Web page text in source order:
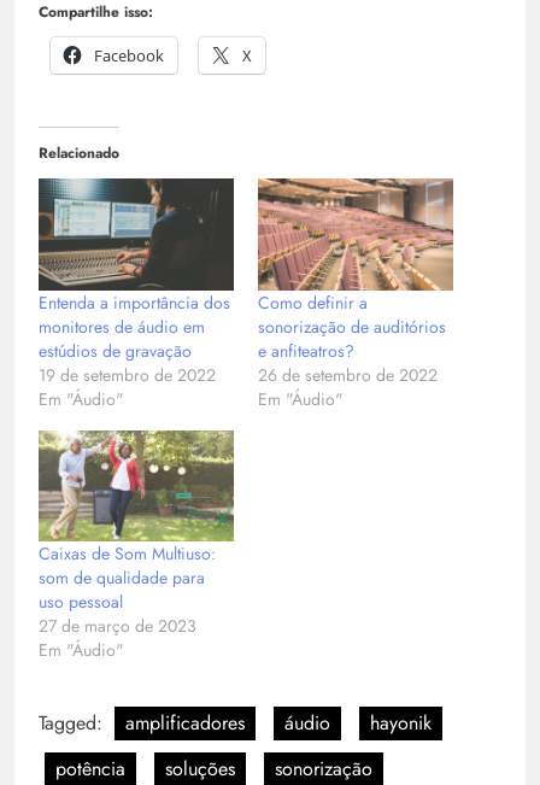
Compartilhe isso:
Facebook
X
Relacionado
Entenda a importância dos
monitores de áudio em
estúdios de gravação
19 de setembro de 2022
Em "Áudio"
Como definir a
sonorização de auditórios
e anfiteatros?
26 de setembro de 2022
Em "Áudio"
Caixas de Som Multiuso:
som de qualidade para
uso pessoal
27 de março de 2023
Em "Áudio"
Tagged: amplificadores áudio
hayonik
potência
soluções sonorização